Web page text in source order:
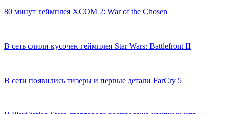
80 минут геймплея XCOM 2: War of the Chosen
В сеть слили кусочек геймплея Star Wars: Battlefront II
В сети появились тизеры и первые детали FarCry 5